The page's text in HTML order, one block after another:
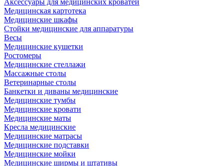
Аксессуары для медицинских кроватей
Медицинская картотека
Медицинские шкафы
Стойки медицинские для аппаратуры
Весы
Медицинские кушетки
Ростомеры
Медицинские стеллажи
Массажные столы
Ветеринарные столы
Банкетки и диваны медицинские
Медицинские тумбы
Медицинские кровати
Медицинские маты
Кресла медицинские
Медицинские матрасы
Медицинские подставки
Медицинские мойки
Медицинские ширмы и штативы